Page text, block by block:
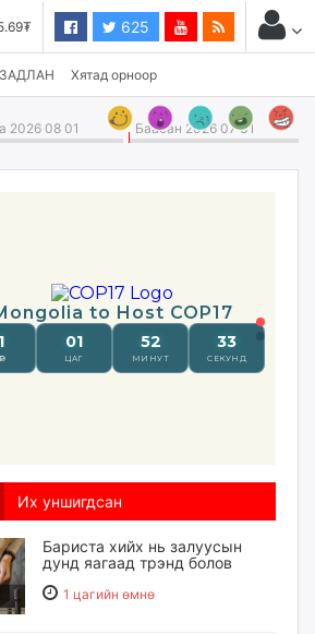
3,496.90₮ 625
Хятад орноор
2026 08 01 Баасан 2026 07 31
Их уншигдсан
Бариста хийх нь залуусын
дунд яагаад трэнд болов
1 цагийн өмнө